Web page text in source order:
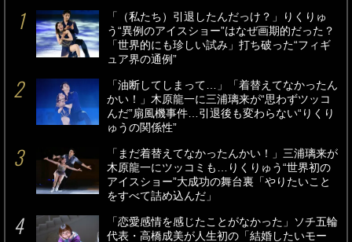
「（私たち）引退したんだっけ？」りくりゅ
う“異例のアイスショー”はなぜ画期的だった？
「世界的にも珍しい試み」打ち破った“フィギ
ュア界の通例”
「油断してしまって…」「着替えてなかったん
かい！」木原龍一に三浦璃来が“思わずツッコ
んだ”扇風機事件…引退後も変わらない“りくり
ゅうの関係性”
「まだ着替えてなかったんかい！」三浦璃来が
木原龍一にツッコミも…りくりゅう“世界初の
アイスショー”大成功の舞台裏「やりたいこと
をすべて詰め込んだ」
「恋愛感情を感じたことがなかった」ソチ五輪
代表・高橋成美が人生初の「結婚したいモー